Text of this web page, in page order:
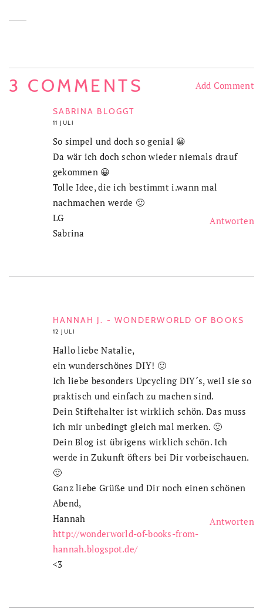
3 COMMENTS Add Comment
SABRINA BLOGGT
11 JULI
So simpel und doch so genial 😀
Da wär ich doch schon wieder niemals drauf
gekommen 😀
Tolle Idee, die ich bestimmt i.wann mal
nachmachen werde 🙂
LG
Sabrina
HANNAH J. - WONDERWORLD OF BOOKS
12 JULI
Antworten
Hallo liebe Natalie,
ein wunderschönes DIY! 🙂
Ich liebe besonders Upcycling DIY´s, weil sie so
praktisch und einfach zu machen sind.
Dein Stiftehalter ist wirklich schön. Das muss
ich mir unbedingt gleich mal merken. 🙂
Dein Blog ist übrigens wirklich schön. Ich
werde in Zukunft öfters bei Dir vorbeischauen.
🙂
Ganz liebe Grüße und Dir noch einen schönen
Abend,
Hannah
http://wonderworld-of-books-from-
hannah.blogspot.de/
<3
Antworten